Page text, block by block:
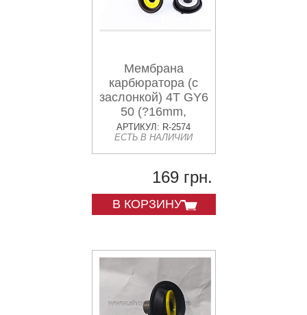
Мембрана
карбюратора (с
заслонкой) 4T GY6
50 (?16mm,
основная с
выемкой) ZUNA
АРТИКУЛ: R-2574
ЕСТЬ В НАЛИЧИИ
169 грн.
В КОРЗИНУ